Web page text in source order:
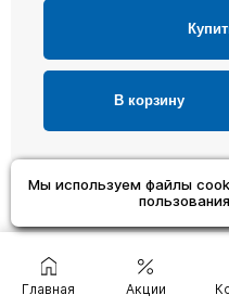
Мы используем файлы
Главная Акции
В корзину